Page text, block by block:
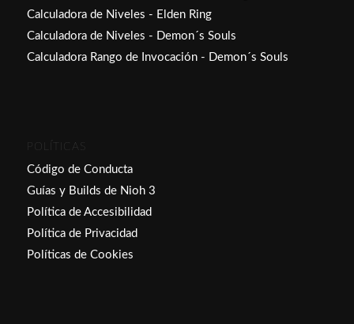
Calculadora de Niveles - Elden Ring
Calculadora de Niveles - Demon´s Souls
Calculadora Rango de Invocación - Demon´s Souls
POLÍTICAS
Código de Conducta
Guías y Builds de Nioh 3
Política de Accesibilidad
Política de Privacidad
Políticas de Cookies